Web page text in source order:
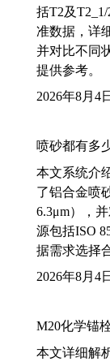
括T2及
准数据，详
并对比不同
提供参考。
2026年8月4日
喷砂都有多
本文系统介
了铝合金喷
6.3μm），
源包括ISO
据需求选择
2026年8月4日
M20化学锚
本文详细解